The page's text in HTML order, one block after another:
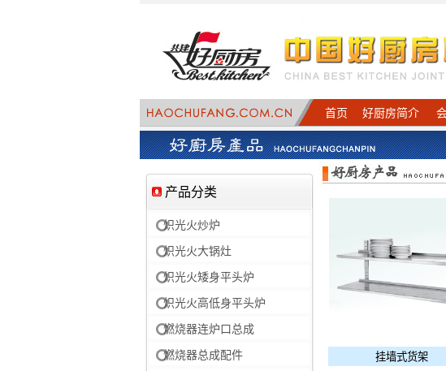
首页 好厨房简介
产品分类
炽光火炒炉
炽光火大锅灶
炽光火矮身平头炉
炽光火高低身平头炉
燃烧器连炉口总成
燃烧器总成配件 挂墙式货架